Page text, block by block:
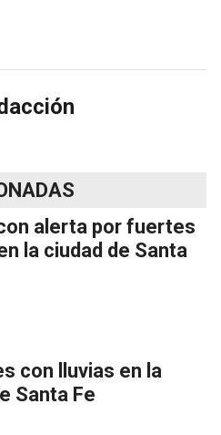
alerta por fuertes
la ciudad de Santa
con lluvias en la
Santa Fe